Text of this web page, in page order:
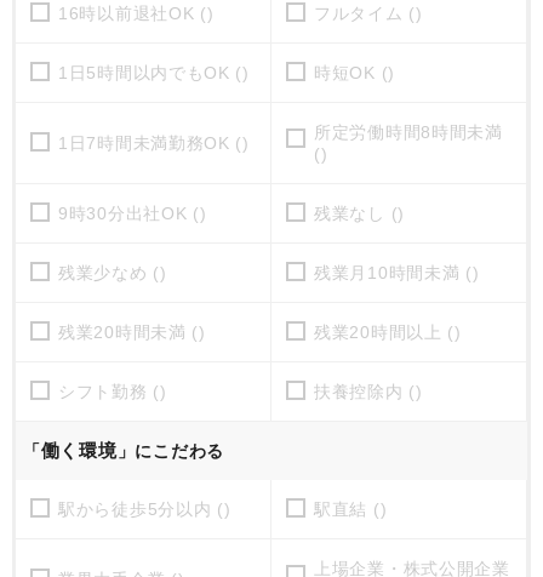
16時以前退社OK () フルタイム ()
1日5時間以内でもOK () 時短OK ()
1日7時間未満勤務OK ()
所定労働時間8時間未満
()
9時30分出社OK () 残業なし ()
残業少なめ () 残業月10時間未満 ()
残業20時間未満 () 残業20時間以上 ()
シフト勤務 () 扶養控除内 ()
「働く環境」にこだわる
駅から徒歩5分以内 () 駅直結 ()
上場企業・株式公開企業